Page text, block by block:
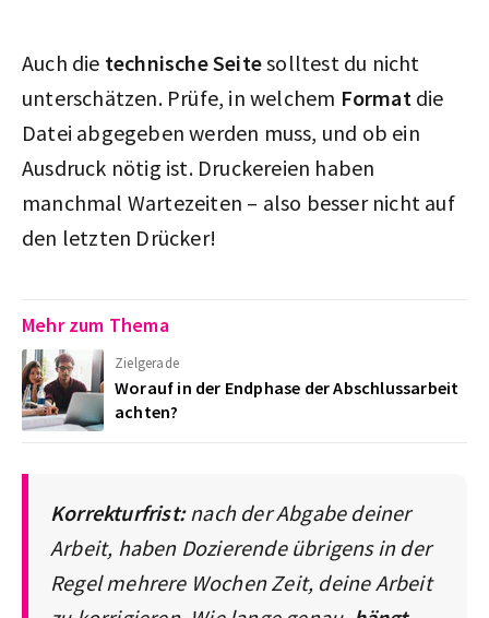
Auch die technische Seitesolltest du nicht
unterschätzen. Prüfe, in welchem Format die
Datei abgegeben werden muss, und ob ein
Ausdruck nötig ist. Druckereien haben
manchmal Wartezeiten – also besser nicht auf
den letzten Drücker!
Mehr zum Thema
Zielgerade
Worauf in der Endphase der Abschlussarbeit
achten?
Korrekturfrist:nach der Abgabe deiner
Arbeit, haben Dozierende übrigens in der
Regel mehrere Wochen Zeit, deine Arbeit